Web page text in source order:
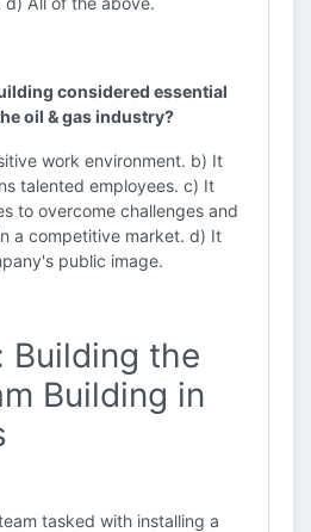
considered essential
oil & gas industry?
work environment. b) It
talented employees. c) It
to overcome challenges and
a competitive market. d) It
public image.
Building the
Building in
tasked with installing a